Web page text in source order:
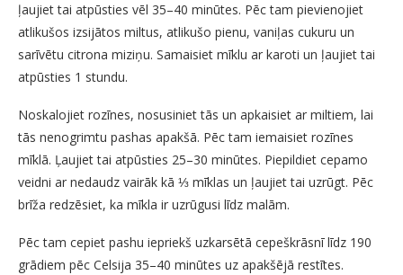
ļaujiet tai atpūsties vēl 35–40 minūtes. Pēc tam pievienojiet
atlikušos izsijātos miltus, atlikušo pienu, vaniļas cukuru un
sarīvētu citrona miziņu. Samaisiet mīklu ar karoti un ļaujiet tai
atpūsties 1 stundu.
Noskalojiet rozīnes, nosusiniet tās un apkaisiet ar miltiem, lai
tās nenogrimtu pashas apakšā. Pēc tam iemaisiet rozīnes
mīklā. Ļaujiet tai atpūsties 25–30 minūtes. Piepildiet cepamo
veidni ar nedaudz vairāk kā ⅓ mīklas un ļaujiet tai uzrūgt. Pēc
brīža redzēsiet, ka mīkla ir uzrūgusi līdz malām.
Pēc tam cepiet pashu iepriekš uzkarsētā cepeškrāsnī līdz 190
grādiem pēc Celsija 35–40 minūtes uz apakšējā restītes.